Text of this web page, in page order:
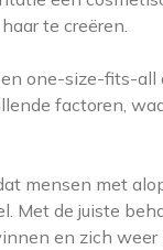
te creëren.
one-size-fits-all
factoren,
mensen met
Met de juiste
en zich weer